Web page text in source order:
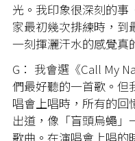
光。我印象很深刻的
家最初幾次排練時，到
一刻揮灑汗水的感覺真
G： 我會選《Call My
們最好聽的一首歌。但
唱會上唱時，所有的回
出道，像「盲頭烏蠅」
歌曲。在演唱會上唱的